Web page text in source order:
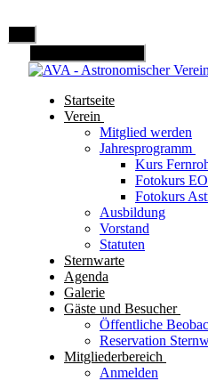
Startseite
Verein
Mitglied werden
Jahresprogramm
Kurs
Fotokurs
Fotokurs
Ausbildung
Vorstand
Statuten
Sternwarte
Agenda
Galerie
Gäste und Besucher
Öffentliche
Reservation
Mitgliederbereich
Anmelden